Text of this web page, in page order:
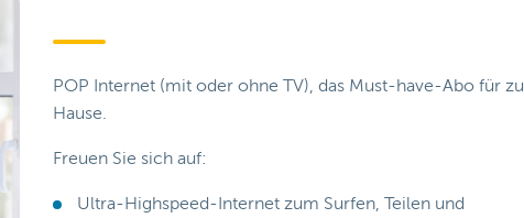
POP Internet (mit oder ohne TV), das Must-have-Abo für zu
Hause.
Freuen Sie sich auf:
Ultra-Highspeed-Internet zum Surfen, Teilen und